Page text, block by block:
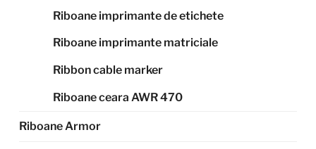
Riboane imprimante de etichete
Riboane imprimante matriciale
Ribbon cable marker
Riboane ceara AWR 470
Riboane Armor